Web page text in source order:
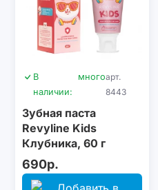
В
наличии:
многоарт.
8443
Зубная паста
Revyline Kids
Клубника, 60 г
690р.